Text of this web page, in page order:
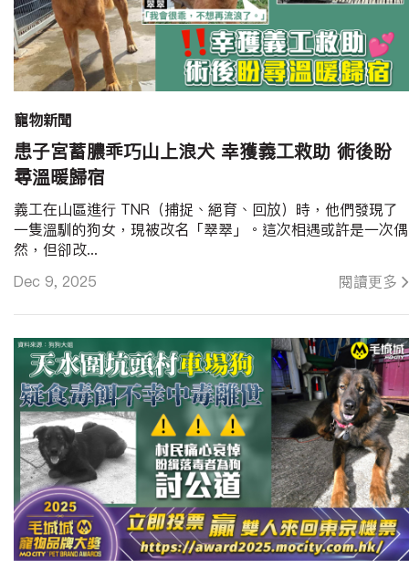
寵物新聞
患子宮蓄膿乖巧山上浪犬 幸獲義工救助 術後盼
尋溫暖歸宿
Dec 9, 2025 閱讀更多
義工在山區進行 TNR（捕捉、絕育、回放）時，他們發現了
一隻溫馴的狗女，現被改名「翠翠」。這次相遇或許是一次偶
然，但卻改...